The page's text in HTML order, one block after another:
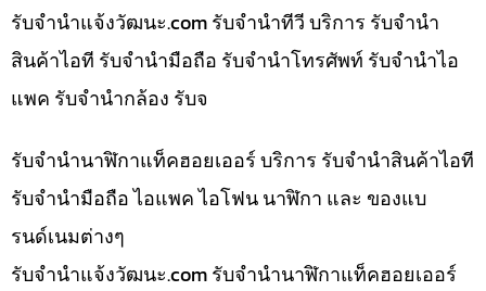
รับจํานําแจ้งวัฒนะ.com รับจำนำทีวี บริการ รับจำนำ
สินค้าไอที รับจำนำมือถือ รับจำนำโทรศัพท์ รับจำนำไอ
แพค รับจำนำกล้อง รับจ
รับจำนำนาฬิกาแท็คฮอยเออร์ บริการ รับจำนำสินค้าไอที
รับจำนำมือถือ ไอแพค ไอโฟน นาฬิกา และ ของแบ
รนด์เนมต่างๆ
รับจํานําแจ้งวัฒนะ.com รับจำนำนาฬิกาแท็คฮอยเออร์